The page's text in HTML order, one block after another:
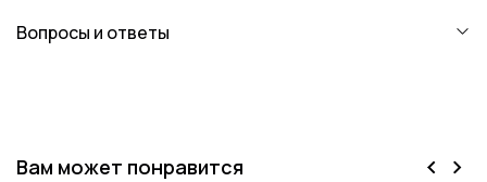
Вопросы и ответы
Вам может понравится